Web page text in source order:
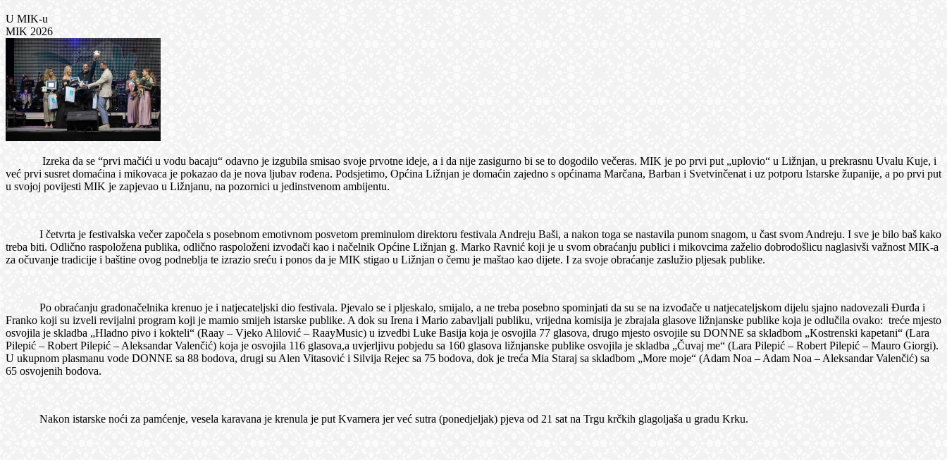
U MIK-u
MIK 2026
Izreka da se “prvi mačići u vodu bacaju“ odavno je izgubila smisao svoje prvotne ideje, a i da nije zasigurno bi se to dogodilo večeras. MIK je po prvi put „uplovio“ u Ližnjan, u prekrasnu Uvalu Kuje, i
već prvi susret domaćina i mikovaca je pokazao da je nova ljubav rođena. Podsjetimo, Općina Ližnjan je domaćin zajedno s općinama Marčana, Barban i Svetvinčenat i uz potporu Istarske županije, a po prvi put
u svojoj povijesti MIK je zapjevao u Ližnjanu, na pozornici u jedinstvenom ambijentu.
I četvrta je festivalska večer započela s posebnom emotivnom posvetom preminulom direktoru festivala Andreju Baši, a nakon toga se nastavila punom snagom, u čast svom Andreju. I sve je bilo baš kako
treba biti. Odlično raspoložena publika, odlično raspoloženi izvođači kao i načelnik Općine Ližnjan g. Marko Ravnić koji je u svom obraćanju publici i mikovcima zaželio dobrodošlicu naglasivši važnost MIK-a
za očuvanje tradicije i baštine ovog podneblja te izrazio sreću i ponos da je MIK stigao u Ližnjan o čemu je maštao kao dijete. I za svoje obraćanje zaslužio pljesak publike.
Po obraćanju gradonačelnika krenuo je i natjecateljski dio festivala. Pjevalo se i pljeskalo, smijalo, a ne treba posebno spominjati da su se na izvođače u natjecateljskom dijelu sjajno nadovezali Đurđa i
Franko koji su izveli revijalni program koji je mamio smijeh istarske publike. A dok su Irena i Mario zabavljali publiku, vrijedna komisija je zbrajala glasove ližnjanske publike koja je odlučila ovako: treće mjesto
osvojila je skladba „Hladno pivo i kokteli“ (Raay – Vjeko Alilović – RaayMusic) u izvedbi Luke Basija koja je osvojila 77 glasova, drugo mjesto osvojile su DONNE sa skladbom „Kostrenski kapetani“ (Lara
Pilepić – Robert Pilepić – Aleksandar Valenčić) koja je osvojila 116 glasova,a uvjerljivu pobjedu sa 160 glasova ližnjanske publike osvojila je skladba „Čuvaj me“ (Lara Pilepić – Robert Pilepić – Mauro Giorgi).
U ukupnom plasmanu vode DONNE sa 88 bodova, drugi su Alen Vitasović i Silvija Rejec sa 75 bodova, dok je treća Mia Staraj sa skladbom „More moje“ (Adam Noa – Adam Noa – Aleksandar Valenčić) sa
65 osvojenih bodova.
Nakon istarske noći za pamćenje, vesela karavana je krenula je put Kvarnera jer već sutra (ponedjeljak) pjeva od 21 sat na Trgu krčkih glagoljaša u gradu Krku.